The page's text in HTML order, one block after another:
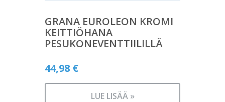
GRANA EUROLEON KROMI
KEITTIÖHANA
PESUKONEVENTTIILILLÄ
44,98 €
LUE LISÄÄ »